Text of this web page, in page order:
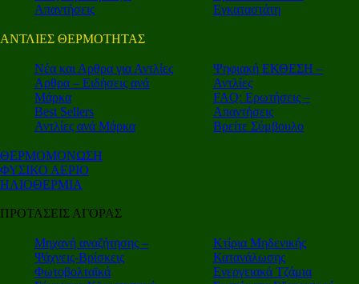
Απαντήσεις
Εγκαταστάτη
ΑΝΤΛΙΕΣ ΘΕΡΜΟΤΗΤΑΣ
Nέα και Αρθρα για Αντλίες
Αρθρα – Ειδήσεις ανά
Μάρκα
Best Sellers
Αντλίες ανά Μάρκα
Ψηφιακή ΕΚΘΕΣΗ –
Αντλίες
FAQ: Ερωτήσεις –
Απαντήσεις
Βρείτε Σύμβουλο
ΘΕΡΜΟΜΟΝΩΣΗ
ΦΥΣΙΚΟ ΑΕΡΙΟ
ΗΛΙΟΘΕΡΜΙΑ
ΠΡΟΤΑΣΕΙΣ ΑΓΟΡΑΣ
Μηχανή αναζήτησης –
Ψάχνεις-Βρίσκεις
Φωτοβολταϊκά
Κτίρια Μηδενικής
Κατανάλωσης
Ενεργειακά Τζάμια